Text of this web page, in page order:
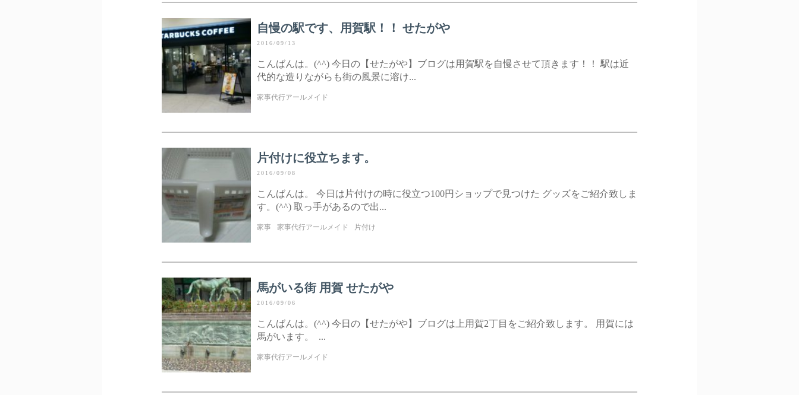
自慢の駅です、用賀駅！！ せたがや
2016/09/13
こんばんは。(^^) 今日の【せたがや】ブログは用賀駅を自慢させて頂きます！！ 駅は近
代的な造りながらも街の風景に溶け...
家事代行アールメイド
片付けに役立ちます。
2016/09/08
こんばんは。 今日は片付けの時に役立つ100円ショップで見つけた グッズをご紹介致しま
す。(^^) 取っ手があるので出...
家事 家事代行アールメイド 片付け
馬がいる街 用賀 せたがや
2016/09/06
こんばんは。(^^) 今日の【せたがや】ブログは上用賀2丁目をご紹介致します。 用賀には
馬がいます。 ...
家事代行アールメイド